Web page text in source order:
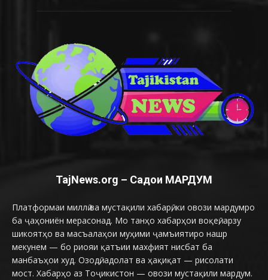
TajNews.org – Садои МАРДУМ
Платформаи миллӣ ва мустақили хабарӣ, ки овози мардумро
ба ҷаҳониён мерасонад. Мо танҳо хабарҳои воқеӣ, арзу
шикоятҳо ва масъалаҳои муҳими ҷамъиятиро нашр
мекунем — бо риояи қатъии махфият нисбат ба
манбаъҳои худ. Озодӣ, адолат ва ҳақиқат — рисолати
мост. Хабарҳо аз Тоҷикистон — овози мустақили мардум.